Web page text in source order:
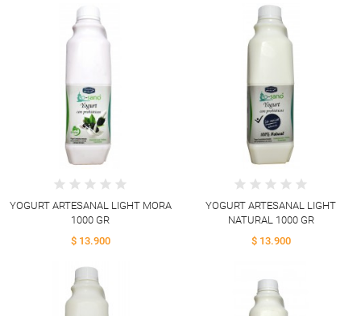
YOGURT ARTESANAL LIGHT MORA
1000 GR
$ 13.900
YOGURT ARTESANAL LIGHT
NATURAL 1000 GR
$ 13.900